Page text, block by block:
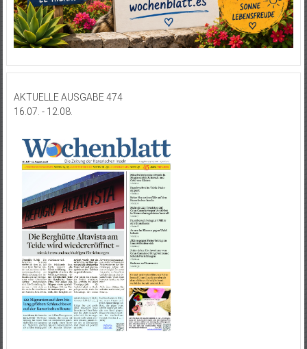
AKTUELLE AUSGABE 474
16.07. - 12.08.